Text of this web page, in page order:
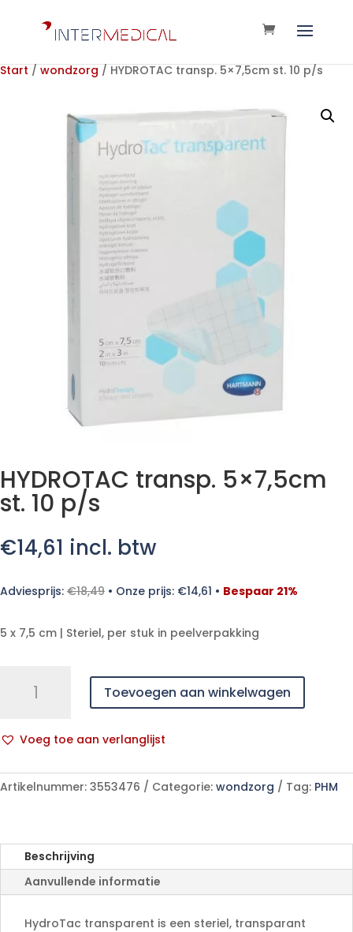
Start / wondzorg / HYDROTAC transp. 5×7,5cm st. 10 p/s
HYDROTAC transp. 5×7,5cm
st. 10 p/s
€14,61 incl. btw
Adviesprijs: €18,49 • Onze prijs: €14,61 • Bespaar 21%
5 x 7,5 cm | Steriel, per stuk in peelverpakking
transp.
10
aantal
Toevoegen aan winkelwagen
Voeg toe aan verlanglijst
l
t
n
a
Artikelnummer: 3553476 Categorie: wondzorg Tag: PHM
Beschrijving
Aanvullende informatie
HydroTac transparent is een steriel, transparant